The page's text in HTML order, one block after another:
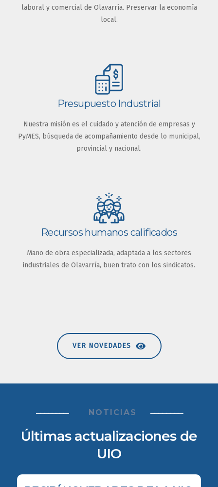
laboral y comercial de Olavarría. Preservar la economía
local.
Presupuesto Industrial
Nuestra misión es el cuidado y atención de empresas y
PyMES, búsqueda de acompañamiento desde lo municipal,
provincial y nacional.
Recursos humanos calificados
Mano de obra especializada, adaptada a los sectores
industriales de Olavarría, buen trato con los sindicatos.
VER NOVEDADES
————————-NOTICIAS ————————-
Últimas actualizaciones de
UIO